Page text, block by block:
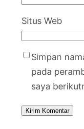
Situs Web
Simpan
pada
saya